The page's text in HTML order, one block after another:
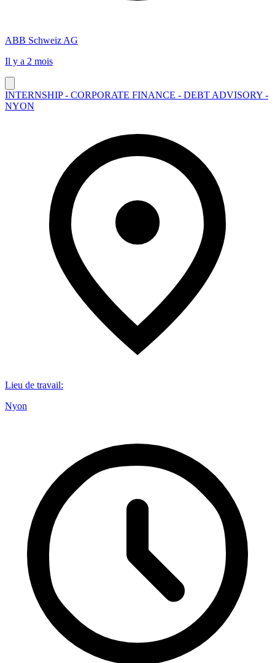
ABB Schweiz AG
Il y a 2 mois
INTERNSHIP - CORPORATE FINANCE - DEBT ADVISORY -
NYON
Lieu de travail:
Nyon